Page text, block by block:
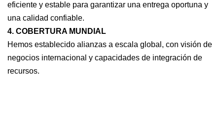
eficiente y estable para garantizar una entrega oportuna y
una calidad confiable.
4. COBERTURA MUNDIAL
Hemos establecido alianzas a escala global, con visión de
negocios internacional y capacidades de integración de
recursos.